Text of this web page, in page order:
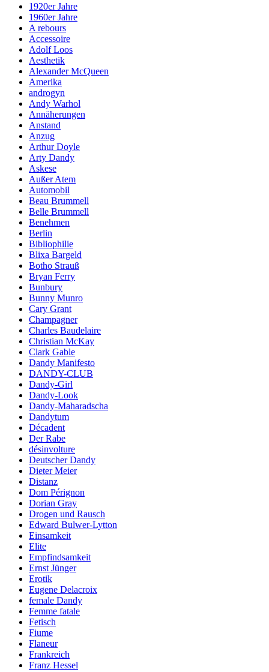
1920er Jahre
1960er Jahre
A rebours
Accessoire
Adolf Loos
Aesthetik
Alexander McQueen
Amerika
androgyn
Andy Warhol
Annäherungen
Anstand
Anzug
Arthur Doyle
Arty Dandy
Askese
Außer Atem
Automobil
Beau Brummell
Belle Brummell
Benehmen
Berlin
Bibliophilie
Blixa Bargeld
Botho Strauß
Bryan Ferry
Bunbury
Bunny Munro
Cary Grant
Champagner
Charles Baudelaire
Christian McKay
Clark Gable
Dandy Manifesto
DANDY-CLUB
Dandy-Girl
Dandy-Look
Dandy-Maharadscha
Dandytum
Décadent
Der Rabe
désinvolture
Deutscher Dandy
Dieter Meier
Distanz
Dom Pérignon
Dorian Gray
Drogen und Rausch
Edward Bulwer-Lytton
Einsamkeit
Elite
Empfindsamkeit
Ernst Jünger
Erotik
Eugene Delacroix
female Dandy
Femme fatale
Fetisch
Fiume
Flaneur
Frankreich
Franz Hessel